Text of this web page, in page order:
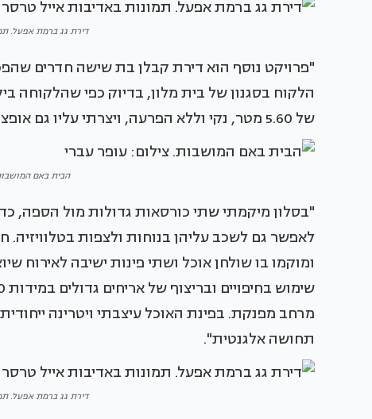
דירת גג ברמת אפעל.
"פרויקט נוסף הוא דירת קבלן בת שישה חדרים
הלקוח בסגנון של בית מלון, בדיוק כפי שהלקוחה
של 5.60 מטר, נקי וללא הפרעה, ויצרתי עליו גם אופציה נוספת של מקום אכילה לחמישה אנשים בלבד.
הבית באם
"בסלון מיקמתי שתי כורסאות גדולות מול הספה,
לאפשר גם לשכב עליהן בנוחות ולצפות
ומוקמו בו שולחן אוכל ושתי פינות ישיבה לאירוח
מרחב מפנקת. בפינת האוכל עיצבתי ויטרינה
תחושה אלגנטית".
דירת גג ברמת אפעל.